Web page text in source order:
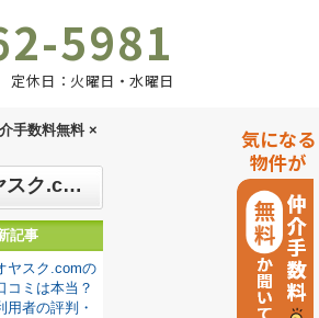
5981
休日：火曜日・水曜日
手数料無料 ×
プロが徹底比較！ 葛飾区高砂・足立区栗原で新築戸建てを買うなら “仲介手数料無料 × 地域特化”のオヤスク.comが最強な理由**
記事
ヤスク.comの
コミは本当？
用者の評判・
気になる
物件が